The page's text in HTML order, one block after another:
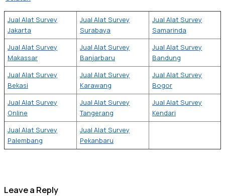
Jual Alat Survey
Jakarta
Jual Alat Survey
Surabaya
Jual Alat Survey
Samarinda
Jual Alat Survey
Makassar
Jual Alat Survey
Banjarbaru
Jual Alat Survey
Bandung
Jual Alat Survey
Bekasi
Jual Alat Survey
Karawang
Jual Alat Survey
Bogor
Jual Alat Survey
Online
Jual Alat Survey
Tangerang
Jual Alat Survey
Kendari
Jual Alat Survey
Palembang
Jual Alat Survey
Pekanbaru
Leave a Reply